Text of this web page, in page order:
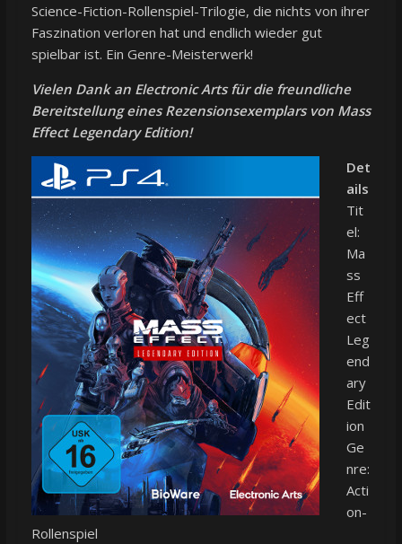
Science-Fiction-Rollenspiel-Trilogie, die nichts von ihrer
Faszination verloren hat und endlich wieder gut
spielbar ist. Ein Genre-Meisterwerk!
Vielen Dank an Electronic Arts für die freundliche
Bereitstellung eines Rezensionsexemplars von Mass
Effect Legendary Edition!
Det
ails
Tit
el:
Ma
ss
Eff
ect
Leg
end
ary
Edit
ion
Ge
nre:
Acti
on-
Rollenspiel